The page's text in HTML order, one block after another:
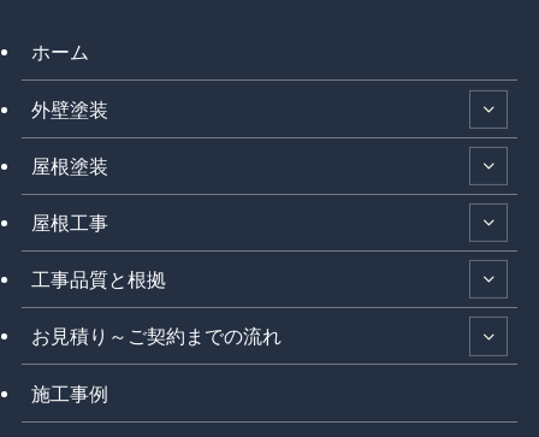
ホーム
外壁塗装
屋根塗装
屋根工事
工事品質と根拠
お見積り～ご契約までの流れ
施工事例